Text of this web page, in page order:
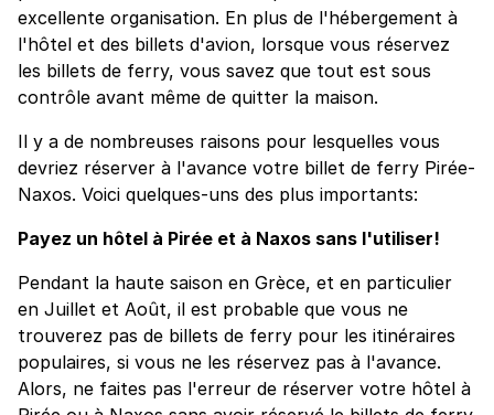
excellente organisation. En plus de l'hébergement à
l'hôtel et des billets d'avion, lorsque vous réservez
les billets de ferry, vous savez que tout est sous
contrôle avant même de quitter la maison.
Il y a de nombreuses raisons pour lesquelles vous
devriez réserver à l'avance votre billet de ferry Pirée-
Naxos. Voici quelques-uns des plus importants:
Payez un hôtel à Pirée et à Naxos sans l'utiliser!
Pendant la haute saison en Grèce, et en particulier
en Juillet et Août, il est probable que vous ne
trouverez pas de billets de ferry pour les itinéraires
populaires, si vous ne les réservez pas à l'avance.
Alors, ne faites pas l'erreur de réserver votre hôtel à